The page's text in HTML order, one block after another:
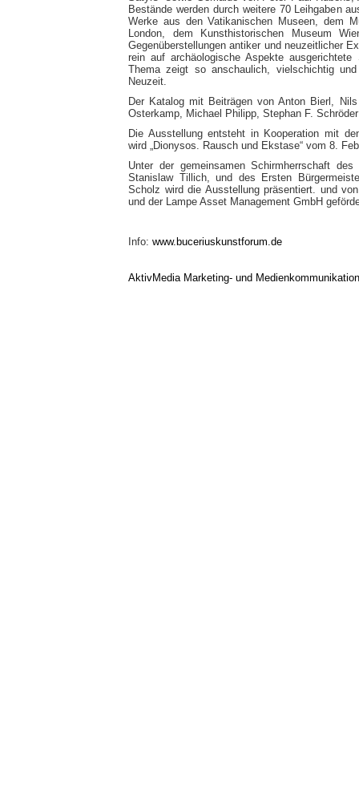
Bestände werden durch weitere 70 Leihgaben
Werke aus den Vatikanischen Museen, dem
London, dem Kunsthistorischen Museum
Gegenüberstellungen antiker und neuzeitlicher
rein auf archäologische Aspekte
Thema zeigt so anschaulich, vielschichtig
Neuzeit.
Der Katalog mit Beiträgen von Anton Bierl,
Osterkamp, Michael Philipp, Stephan F.
Die Ausstellung entsteht in Kooperation mit
wird „Dionysos. Rausch und Ekstase“ vom 8.
Unter der gemeinsamen Schirmherrschaft
Stanislaw Tillich, und des Ersten
Scholz wird die Ausstellung präsentiert. und
und der Lampe Asset Management GmbH
Info: www.buceriuskunstforum.de
AktivMedia Marketing- und